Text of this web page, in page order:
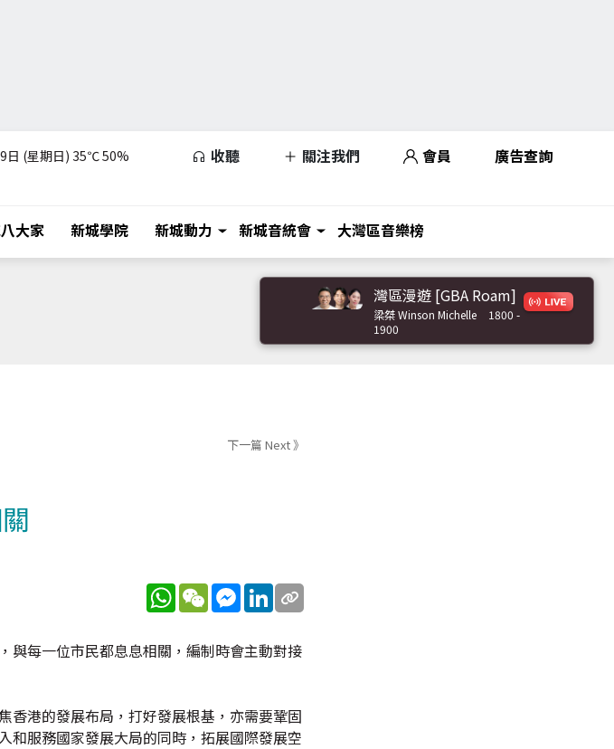
日 (星期日) 35℃50% 收聽 關注我們 會員 廣告查詢
大家 新城學院 新城動力 新城音統會 大灣區音樂榜
灣區漫遊 [GBA Roam]
梁桀 Winson Michelle
1800 -
1900
下一篇 Next 》
WhatsApp
WeChatMessenger
LinkedIn
與每一位市民都息息相關，編制時會主動對接
香港的發展布局，打好發展根基，亦需要鞏固
和服務國家發展大局的同時，拓展國際發展空